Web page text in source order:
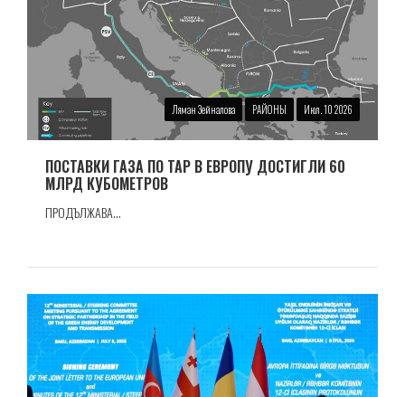
Ляман Зейналова РАЙОНЫ Июл. 10 2026
ПОСТАВКИ ГАЗА ПО TAP В ЕВРОПУ ДОСТИГЛИ 60
МЛРД КУБОМЕТРОВ
ПРОДЪЛЖАВА...